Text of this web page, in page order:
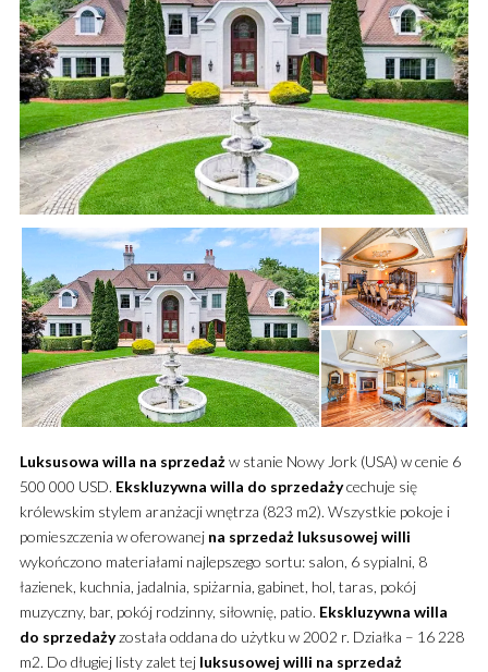
Luksusowa willa na sprzedażw stanie Nowy Jork (USA) w cenie 6
500 000 USD. Ekskluzywna willa do sprzedażycechuje się
królewskim stylem aranżacji wnętrza (823 m2). Wszystkie pokoje i
pomieszczenia w oferowanej na sprzedaż luksusowej willi
wykończono materiałami najlepszego sortu: salon, 6 sypialni, 8
łazienek, kuchnia, jadalnia, spiżarnia, gabinet, hol, taras, pokój
muzyczny, bar, pokój rodzinny, siłownię, patio. Ekskluzywna willa
do sprzedażyzostała oddana do użytku w 2002 r. Działka – 16 228
m2. Do długiej listy zalet tej luksusowej willi na sprzedaż